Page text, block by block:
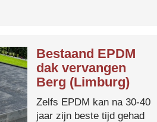
Bestaand EPDM
dak vervangen
Berg (Limburg)
Zelfs EPDM kan na 30-40
jaar zijn beste tijd gehad